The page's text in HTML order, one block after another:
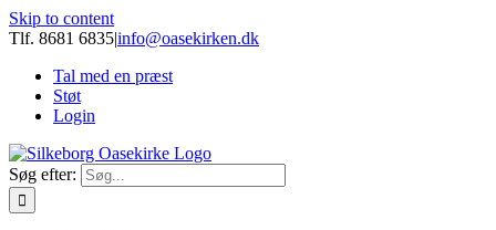
Skip to content
Tlf. 8681 6835|info@oasekirken.dk
Tal med en præst
Støt
Login
Søg efter: